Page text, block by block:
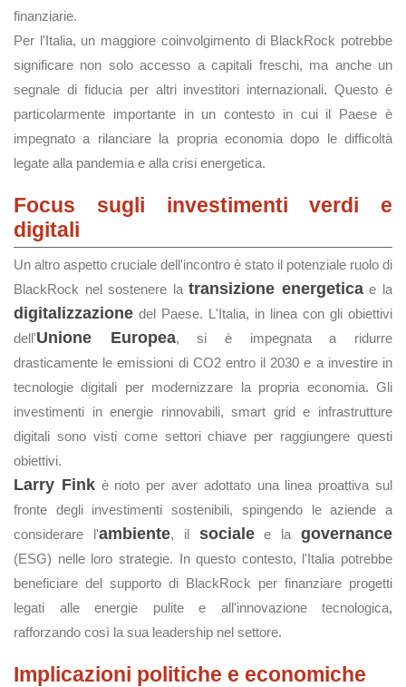
finanziarie.
Per l'Italia, un maggiore coinvolgimento di BlackRock potrebbe
significare non solo accesso a capitali freschi, ma anche un
segnale di fiducia per altri investitori internazionali. Questo è
particolarmente importante in un contesto in cui il Paese è
impegnato a rilanciare la propria economia dopo le difficoltà
legate alla pandemia e alla crisi energetica.
Focus sugli investimenti verdi e
digitali
Un altro aspetto cruciale dell'incontro è stato il potenziale ruolo di
BlackRock nel sostenere latransizione energeticae la
digitalizzazione del Paese. L'Italia, in linea con gli obiettivi
dell'Unione Europea, si è impegnata a ridurre
drasticamente le emissioni di CO2 entro il 2030 e a investire in
tecnologie digitali per modernizzare la propria economia. Gli
investimenti in energie rinnovabili, smart grid e infrastrutture
digitali sono visti come settori chiave per raggiungere questi
obiettivi.
Larry Finkè noto per aver adottato una linea proattiva sul
fronte degli investimenti sostenibili, spingendo le aziende a
considerare l'ambiente, il socialee lagovernance
(ESG) nelle loro strategie. In questo contesto, l'Italia potrebbe
beneficiare del supporto di BlackRock per finanziare progetti
legati alle energie pulite e all'innovazione tecnologica,
rafforzando così la sua leadership nel settore.
Implicazioni politiche e economiche